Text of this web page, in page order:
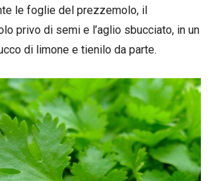
le foglie del prezzemolo, il
privo di semi e l’aglio sbucciato, in un
di limone e tienilo da parte.